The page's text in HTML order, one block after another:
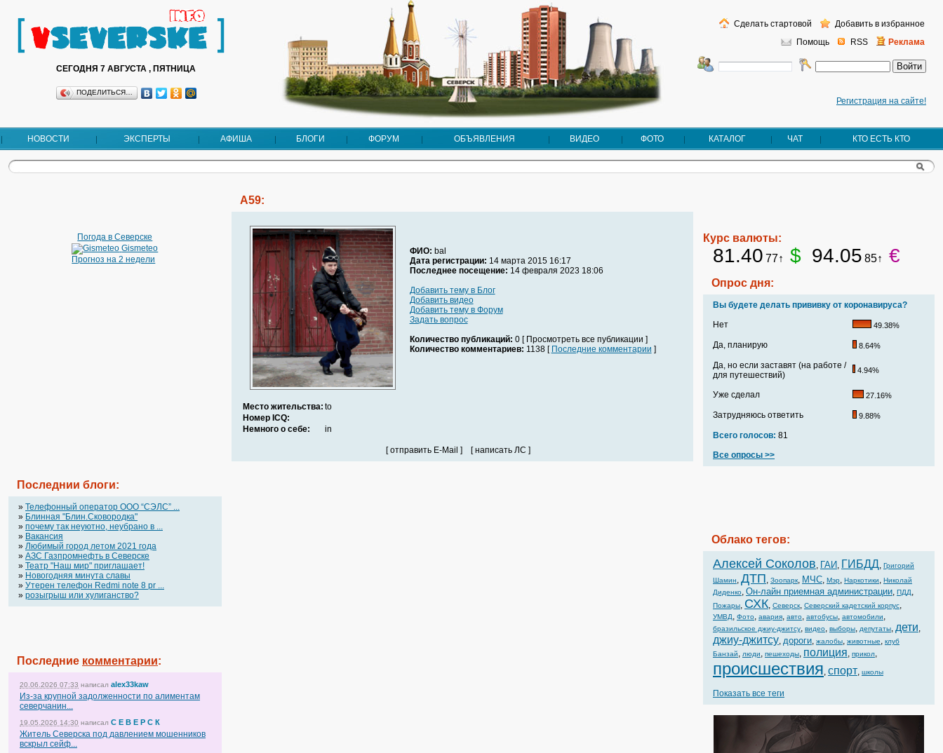
СЕГОДНЯ 7 АВГУСТА , ПЯТНИЦА
ПОДЕЛИТЬСЯ…
Регистрация на сайте!
Помощь RSS Реклама
Сделать стартовой Добавить в избранное
НОВОСТИ ЭКСПЕРТЫ АФИША БЛОГИ ФОРУМ ОБЪЯВЛЕНИЯ ВИДЕО ФОТО КАТАЛОГ ЧАТ КТО ЕСТЬ КТО
Погода в Северске
Gismeteo
Прогноз на 2 недели
Последнии блоги:
» Телефонный оператор OOO “СЭЛС” ...
» Блинная "Блин.Сковородка"
» почему так неуютно, неубрано в ...
» Вакансия
» Любимый город летом 2021 года
» АЗС Газпромнефть в Северске
» Театр "Наш мир" приглашает!
» Новогодняя минута славы
» Утерен телефон Redmi note 8 pr ...
» розыгрыш или хулиганство?
Последние комментарии:
20.06.2026 07:33 написал alex33kaw
Из-за крупной задолженности по алиментам
северчанин...
19.05.2026 14:30 написал С Е В Е Р С К
Житель Северска под давлением мошенников
вскрыл сейф...
A59:
ФИО: bal
Дата регистрации: 14 марта 2015 16:17
Последнее посещение: 14 февраля 2023 18:06
Добавить тему в Блог
Добавить видео
Добавить тему в Форум
Задать вопрос
Количество публикаций: 0 [ Просмотреть все публикации ]
Количество комментариев: 1138 [ Последние комментарии ]
Место жительства: to
Номер ICQ:
Немного о себе:
in
[ отправить E-Mail ] [ написать ЛС ]
Курс валюты:
81.40 77↑ $ 94.05 85↑ €
Опрос дня:
Вы будете делать прививку от коронавируса?
Нет
49.38%
Да, планирую 8.64%
Да, но если заставят (на работе /
для путешествий)
4.94%
Уже сделал 27.16%
Затрудняюсь ответить 9.88%
Всего голосов: 81
Все опросы >>
Облако тегов:
Алексей Соколов, ГАИ, ГИБДД, Григорий
Шамин, ДТП, Зоопарк, МЧС, Мэр, Наркотики, Николай
Диденко, Он-лайн приемная администрации, ПДД,
Пожары, СХК, Северск, Северский кадетский корпус,
УМВД, Фото, авария, авто, автобусы, автомобили,
бразильское джиу-джитсу, видео, выборы, депутаты, дети,
джиу-джитсу, дороги, жалобы, животные, клуб
Банзай, люди, пешеходы, полиция, прикол,
происшествия, спорт, школы
Показать все теги